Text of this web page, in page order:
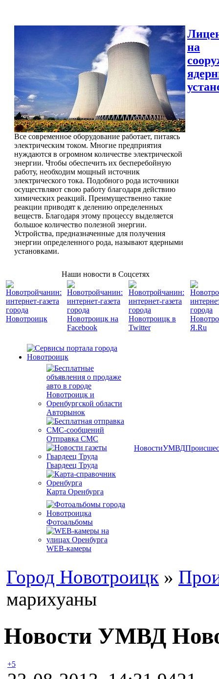
Все современное оборудование работает, питаясь
электрическим током. Многие предприятия
нуждаются в огромном количестве электрической
энергии. Чтобы обеспечить их бесперебойную
работу, необходим мощный источник
электрического тока. Подобного рода источники
осуществляют свою работу благодаря действию
химических реакций. Преимущественно такие
реакции приводят к делению определенных
веществ. Благодаря этому процессу выделяется
большое количество полезной энергии.
Устройства, предназначенные для получения
энергии определенного рода, называют ядерными
установками.
на
Наши новости в Соцсетях
Авторынок
Отправка СМС
Гвардеец Труда
Карта Оренбурга
Фотоальбомы
WEB-камеры
НовостиУМВД
Город Новотроицк »
марихуаны
Новости УМВД
+5